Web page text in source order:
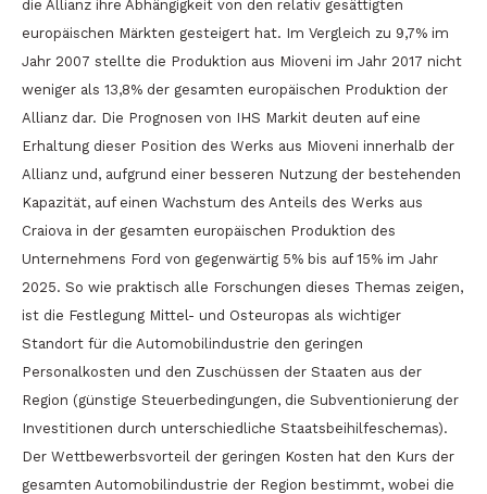
die Allianz ihre Abhängigkeit von den relativ gesättigten
europäischen Märkten gesteigert hat. Im Vergleich zu 9,7% im
Jahr 2007 stellte die Produktion aus Mioveni im Jahr 2017 nicht
weniger als 13,8% der gesamten europäischen Produktion der
Allianz dar. Die Prognosen von IHS Markit deuten auf eine
Erhaltung dieser Position des Werks aus Mioveni innerhalb der
Allianz und, aufgrund einer besseren Nutzung der bestehenden
Kapazität, auf einen Wachstum des Anteils des Werks aus
Craiova in der gesamten europäischen Produktion des
Unternehmens Ford von gegenwärtig 5% bis auf 15% im Jahr
2025. So wie praktisch alle Forschungen dieses Themas zeigen,
ist die Festlegung Mittel- und Osteuropas als wichtiger
Standort für die Automobilindustrie den geringen
Personalkosten und den Zuschüssen der Staaten aus der
Region (günstige Steuerbedingungen, die Subventionierung der
Investitionen durch unterschiedliche Staatsbeihilfeschemas).
Der Wettbewerbsvorteil der geringen Kosten hat den Kurs der
gesamten Automobilindustrie der Region bestimmt, wobei die